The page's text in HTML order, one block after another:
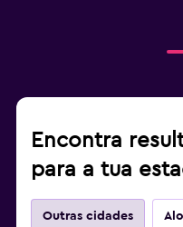
Encontra
para a tua
Outras cidades